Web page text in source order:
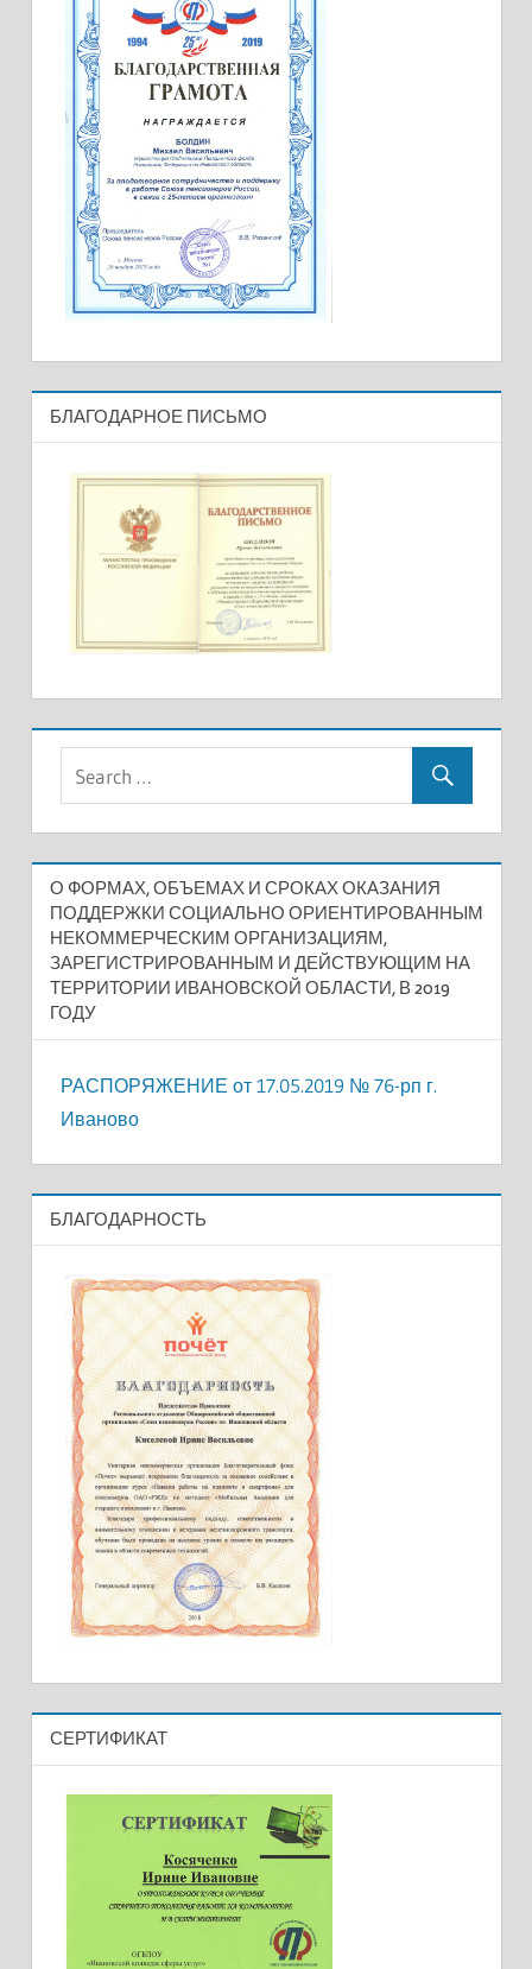
БЛАГОДАРНОЕ ПИСЬМО
О ФОРМАХ, ОБЪЕМАХ И СРОКАХ ОКАЗАНИЯ
ПОДДЕРЖКИ СОЦИАЛЬНО ОРИЕНТИРОВАННЫМ
НЕКОММЕРЧЕСКИМ ОРГАНИЗАЦИЯМ,
ЗАРЕГИСТРИРОВАННЫМ И ДЕЙСТВУЮЩИМ НА
ТЕРРИТОРИИ ИВАНОВСКОЙ ОБЛАСТИ, В 2019
ГОДУ
РАСПОРЯЖЕНИЕ от 17.05.2019 № 76-рп г.
Иваново
БЛАГОДАРНОСТЬ
СЕРТИФИКАТ